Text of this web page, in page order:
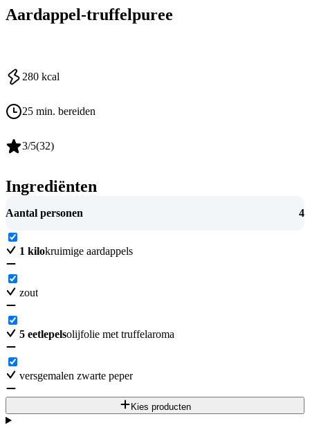
Aardappel-truffelpuree
280 kcal
25 min. bereiden
3/5(32)
Ingrediënten
Aantal personen 4
1 kilokruimige aardappels
zout
5 eetlepelsolijfolie met truffelaroma
versgemalen zwarte peper
Kies producten